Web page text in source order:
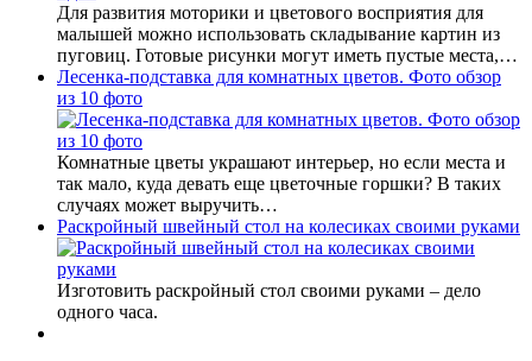
Для развития моторики и цветового восприятия для
малышей можно использовать складывание картин из
пуговиц. Готовые рисунки могут иметь пустые места,…
Лесенка-подставка для комнатных цветов. Фото обзор
из 10 фото
Комнатные цветы украшают интерьер, но если места и
так мало, куда девать еще цветочные горшки? В таких
случаях может выручить…
Раскройный швейный стол на колесиках своими руками
Изготовить раскройный стол своими руками – дело
одного часа.